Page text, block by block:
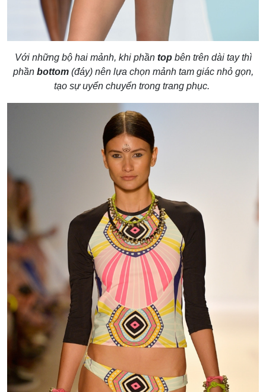
Với những bộ hai mảnh, khi phần topbên trên dài tay thì
phần bottom (đáy) nên lựa chọn mảnh tam giác nhỏ gọn,
tạo sự uyển chuyển trong trang phục.